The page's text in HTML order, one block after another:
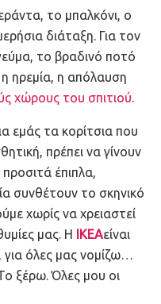
το μπαλκόνι, ο
διάταξη. Για τον
το βραδινό ποτό
ηρεμία, η απόλαυση
χώρους του σπιτιού.
εμάς τα κορίτσια που
πρέπει να γίνουν
έπιπλα,
συνθέτουν το σκηνικό
χωρίς να χρειαστεί
μας. Η IKEAείναι
για όλες μας νομίζω…
ξέρω. Όλες μου οι